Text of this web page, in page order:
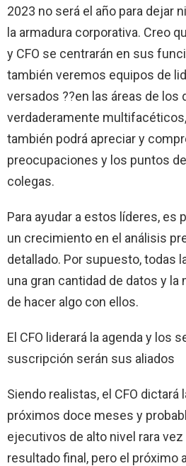
2023 no será el año para dejar
la armadura corporativa. Creo
y CFO se centrarán en sus
también veremos equipos de
versados ??en las áreas de los
verdaderamente
también podrá apreciar y
preocupaciones y los puntos
colegas.
Para ayudar a estos líderes, es
un crecimiento en el análisis
detallado. Por supuesto, todas
una gran cantidad de datos y la
de hacer algo con ellos.
El CFO liderará la agenda y los
suscripción serán sus aliados
Siendo realistas, el CFO dictará
próximos doce meses y
ejecutivos de alto nivel rara
resultado final, pero el próximo